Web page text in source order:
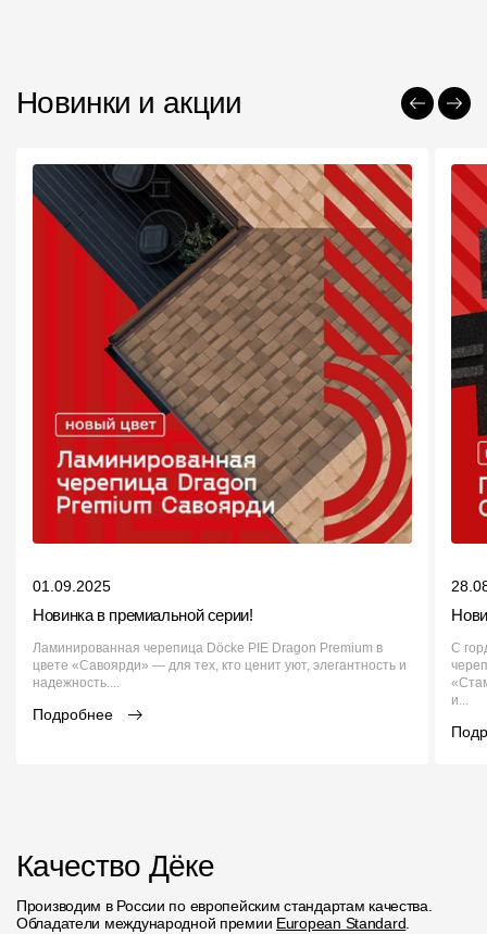
Новинки и акции
01.09.2025
Новинка в премиальной серии!
Ламинированная черепица Döcke PIE Dragon Premium в
цвете «Савоярди» — для тех, кто ценит уют, элегантность и
надежность....
Подробнее
С
и...
Качество Дёке
Производим в России по европейским стандартам качества.
Обладатели международной премии European Standard.